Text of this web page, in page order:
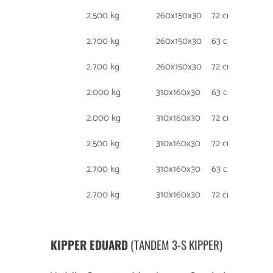
2.500 kg 260x150x30 72 cm
2.700 kg
260x150x30 63 cm
2.700 kg
260x150x30 72 cm
2.000 kg
310x160x30 63 cm
2.000 kg
310x160x30 72 cm
2.500 kg
310x160x30 72 cm
2.700 kg
310x160x30 63 cm
2.700 kg
310x160x30 72 cm
KIPPER EDUARD(TANDEM 3-S KIPPER)